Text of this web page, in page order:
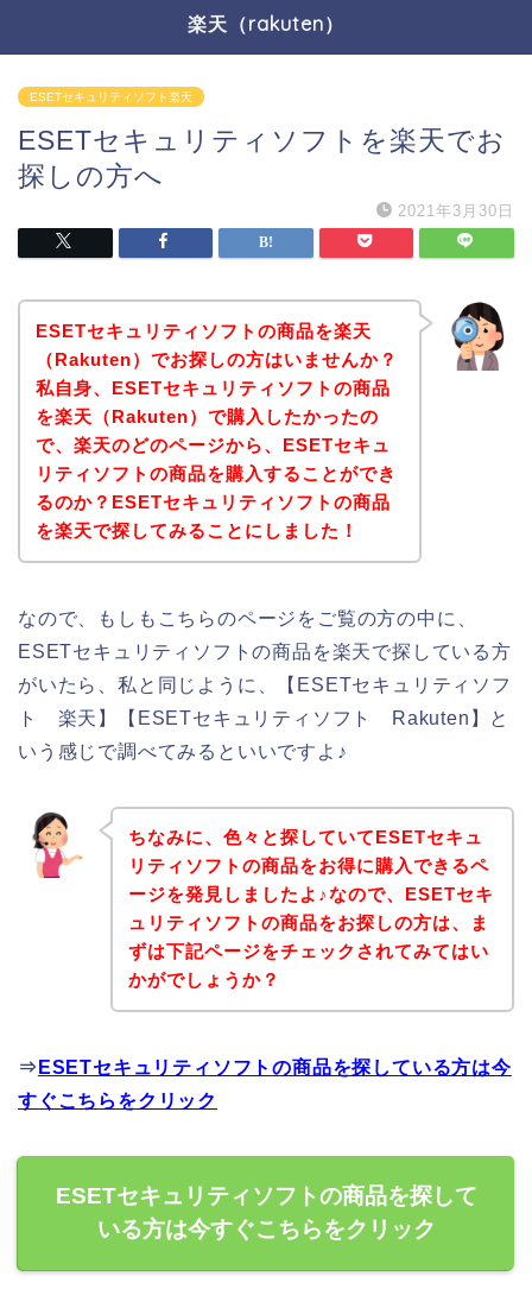
楽天（rakuten）
ESETセキュリティソフト楽天
ESETセキュリティソフトを楽天でお
探しの方へ
2021年3月30日
ESETセキュリティソフトの商品を楽天
（Rakuten）でお探しの方はいませんか？
私自身、ESETセキュリティソフトの商品
を楽天（Rakuten）で購入したかったの
で、楽天のどのページから、ESETセキュ
リティソフトの商品を購入することができ
るのか？ESETセキュリティソフトの商品
を楽天で探してみることにしました！
なので、もしもこちらのページをご覧の方の中に、
ESETセキュリティソフトの商品を楽天で探している方
がいたら、私と同じように、【ESETセキュリティソフ
ト 楽天】【ESETセキュリティソフト Rakuten】と
いう感じで調べてみるといいですよ♪
ちなみに、色々と探していてESETセキュ
リティソフトの商品をお得に購入できるペ
ージを発見しましたよ♪なので、ESETセキ
ュリティソフトの商品をお探しの方は、ま
ずは下記ページをチェックされてみてはい
かがでしょうか？
⇒ ESETセキュリティソフトの商品を探している方は今
すぐこちらをクリック
ESETセキュリティソフトの商品を探して
いる方は今すぐこちらをクリック